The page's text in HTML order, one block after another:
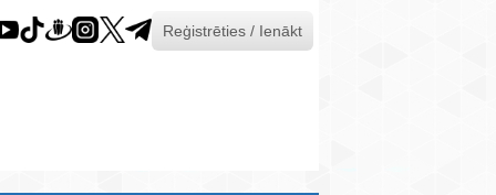
Reģistrēties / Ienākt